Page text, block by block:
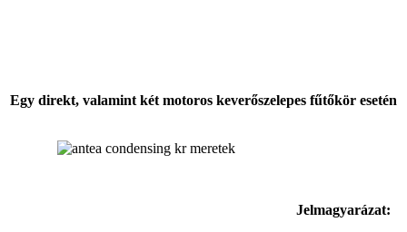
Egy direkt, valamint két motoros keverőszelepes fűtőkör esetén
Jelmagyarázat: